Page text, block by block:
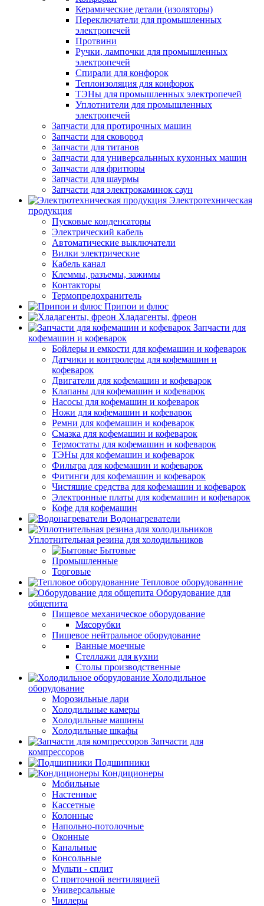
Керамические детали (изоляторы)
Переключатели для промышленных
электропечей
Протвини
Ручки, лампочки для промышленных
электропечей
Спирали для конфорок
Теплоизоляция для конфорок
ТЭНы для промышленных электропечей
Уплотнители для промышленных
электропечей
Запчасти для протирочных машин
Запчасти для сковород
Запчасти для титанов
Запчасти для универсальнных кухонных машин
Запчасти для фритюры
Запчасти для шаурмы
Запчасти для электрокаминок саун
Электротехническая
продукция
Пусковые конденсаторы
Электрический кабель
Автоматические выключатели
Вилки электрические
Кабель канал
Клеммы, разъемы, зажимы
Контакторы
Термопредохранитель
Припои и флюс
Хладагенты, фреон
Запчасти для
кофемашин и кофеварок
Бойлеры и емкости для кофемашин и кофеварок
Датчики и контролеры для кофемашин и
кофеварок
Двигатели для кофемашин и кофеварок
Клапаны для кофемашин и кофеварок
Насосы для кофемашин и кофеварок
Ножи для кофемашин и кофеварок
Ремни для кофемашин и кофеварок
Смазка для кофемашин и кофеварок
Термостаты для кофемашин и кофеварок
ТЭНы для кофемашин и кофеварок
Фильтра для кофемашин и кофеварок
Фитинги для кофемашин и кофеварок
Чистящие средства для кофемашин и кофеварок
Электронные платы для кофемашин и кофеварок
Кофе для кофемашин
Водонагреватели
Уплотнительная резина для холодильников
Бытовые
Промышленные
Торговые
Тепловое оборудованние
Оборудование для
общепита
Пищевое механическое оборудование
Мясорубки
Пищевое нейтральное оборудование
Ванные моечные
Стеллажи для кухни
Столы производственные
Холодильное
оборудование
Морозильные лари
Холодильные камеры
Холодильные машины
Холодильные шкафы
Запчасти для
компрессоров
Подшипники
Кондиционеры
Мобильные
Настенные
Кассетные
Колонные
Напольно-потолочные
Оконные
Канальные
Консольные
Мульти - сплит
С приточной вентиляцией
Универсальные
Чиллеры